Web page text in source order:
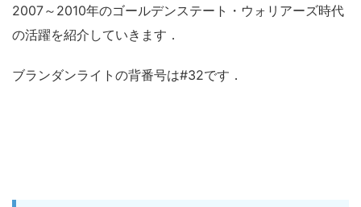
2007～2010年のゴールデンステート・ウォリアーズ時代
の活躍を紹介していきます．
ブランダンライトの背番号は#32です．